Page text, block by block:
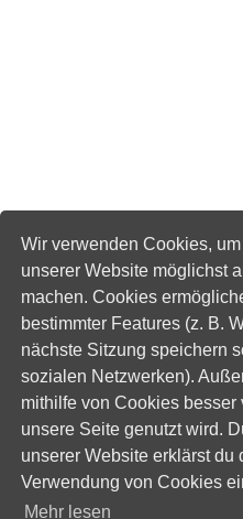
Wir verwenden Cookies,
unserer Website möglichst
machen. Cookies
bestimmter Features (z. B.
nächste Sitzung speichern
sozialen Netzwerken).
mithilfe von Cookies besser
unsere Seite genutzt wird.
unserer Website erklärst du
Verwendung von Cookies
Mehr lesen